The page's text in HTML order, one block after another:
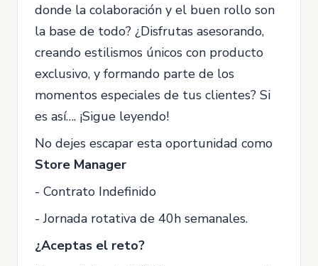
donde la colaboración y el buen rollo son
la base de todo? ¿Disfrutas asesorando,
creando estilismos únicos con producto
exclusivo, y formando parte de los
momentos especiales de tus clientes? Si
es así…. ¡Sigue leyendo!
No dejes escapar esta oportunidad como
Store Manager
- Contrato Indefinido
- Jornada rotativa de 40h semanales.
¿Aceptas el reto?